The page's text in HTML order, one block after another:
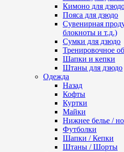
Кимоно для
Пояса для дзюдо
Сувенирная
блокноты и т.д.)
Сумки для дзюдо
Тренировочное
Шапки и кепки
Штаны для дзюдо
Одежда
Назад
Кофты
Куртки
Майки
Нижнее белье /
Футболки
Шапки / Кепки
Штаны / Шорты